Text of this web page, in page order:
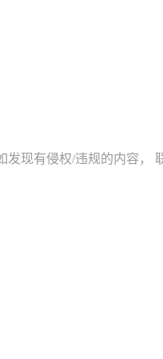
现有侵权/违规的内容，